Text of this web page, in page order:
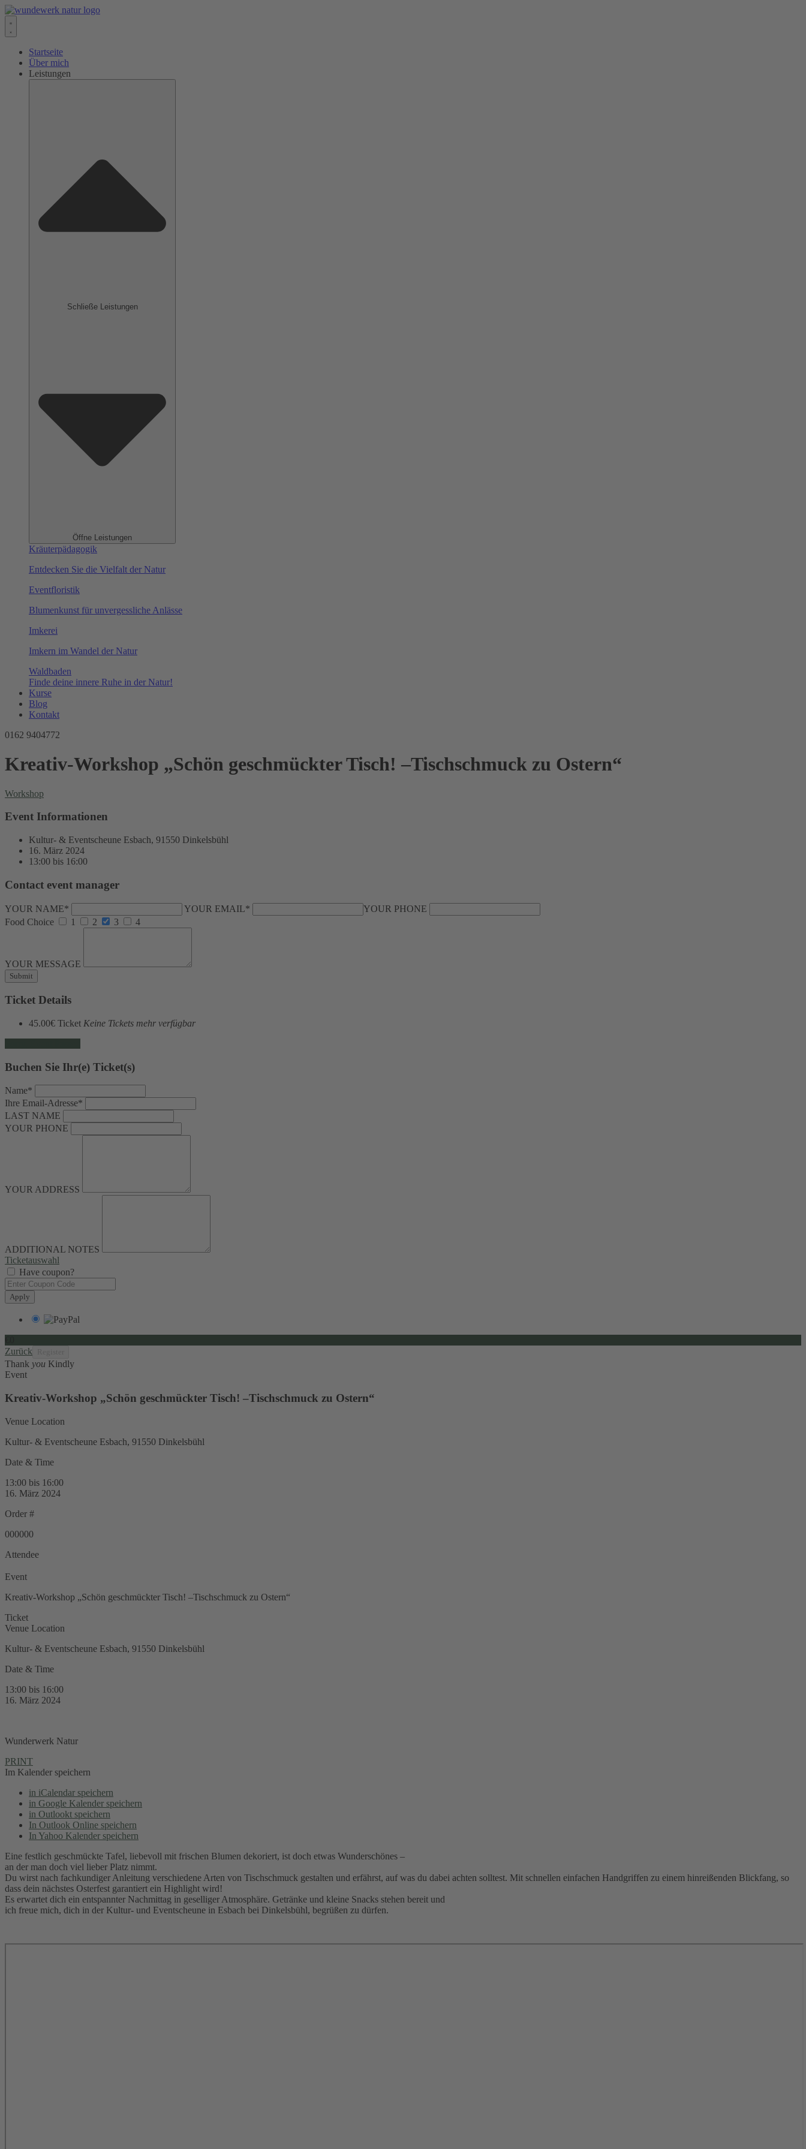
Zum
wechseln
Startseite
Über mich
Leistungen
Schließe Leistungen
Öffne Leistungen
Kräuterpädagogik
Entdecken Sie die Vielfalt der Natur
Eventfloristik
Blumenkunst für unvergessliche Anlässe
Imkerei
Imkern im Wandel der Natur
Waldbaden
Finde deine innere Ruhe in der Natur!
Kurse
Blog
Kontakt
0162 9404772
Kreativ-Workshop „Schön geschmückter Tisch! –Tischschmuck zu Ostern“
Workshop
Event Informationen
Kultur- & Eventscheune Esbach, 91550 Dinkelsbühl
16. März 2024
13:00 bis 16:00
Contact event manager
YOUR NAME* YOUR EMAIL*
YOUR PHONE
Food Choice
1 2 3 4
YOUR MESSAGE
Ticket Details
45.00€ Ticket Keine Tickets mehr verfügbar
Buchen Sie Ihr(e) Ticket(s)
Name*
Ihre Email-Adresse*
LAST NAME
YOUR PHONE
YOUR ADDRESS
ADDITIONAL NOTES
Ticketauswahl
Have coupon?
Apply
Zurück
Thank you Kindly
Event
Kreativ-Workshop „Schön geschmückter Tisch! –Tischschmuck zu Ostern“
Venue Location
Kultur- & Eventscheune Esbach, 91550 Dinkelsbühl
Date & Time
13:00 bis 16:00
16. März 2024
Order #
000000
Attendee
Event
Kreativ-Workshop „Schön geschmückter Tisch! –Tischschmuck zu Ostern“
Ticket
Venue Location
Kultur- & Eventscheune Esbach, 91550 Dinkelsbühl
Date & Time
13:00 bis 16:00
16. März 2024
Wunderwerk Natur
PRINT
Im Kalender speichern
in iCalendar speichern
in Google Kalender speichern
in Outlookt speichern
In Outlook Online speichern
In Yahoo Kalender speichern
Eine festlich geschmückte Tafel, liebevoll mit frischen Blumen dekoriert, ist doch etwas Wunderschönes –
an der man doch viel lieber Platz nimmt.
Du wirst nach fachkundiger Anleitung verschiedene Arten von Tischschmuck gestalten und erfährst, auf was du dabei achten solltest. Mit schnellen einfachen Handgriffen zu einem hinreißenden Blickfang, so
dass dein nächstes Osterfest garantiert ein Highlight wird!
Es erwartet dich ein entspannter Nachmittag in geselliger Atmosphäre. Getränke und kleine Snacks stehen bereit und
ich freue mich, dich in der Kultur- und Eventscheune in Esbach bei Dinkelsbühl, begrüßen zu dürfen.